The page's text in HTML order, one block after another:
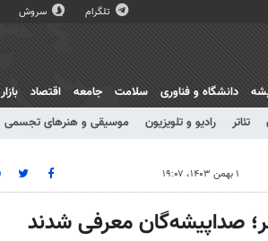
تلگرام سروش
تئاتر رادیو و تلویزیون موسیقی و هنرهای تجسمی
دانشگاه و فناوری سلامت جامعه اقتصاد بازار
۱ بهمن ۱۴۰۳، ۱۹:۰۷